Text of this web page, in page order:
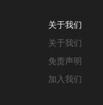
关于我们
关于我们
免责声明
加入我们